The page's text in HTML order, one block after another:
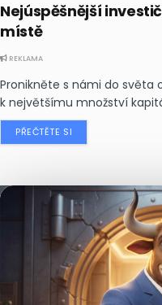
Nejúspěšnější
místě
REKLAMA
Pronikněte s námi do světa
k největšímu množství
PŘEČTĚTE SI
Nejčtenější